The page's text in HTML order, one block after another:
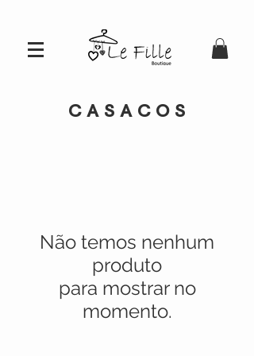
C A S A C O S
Não temos nenhum
produto
para mostrar no
momento.